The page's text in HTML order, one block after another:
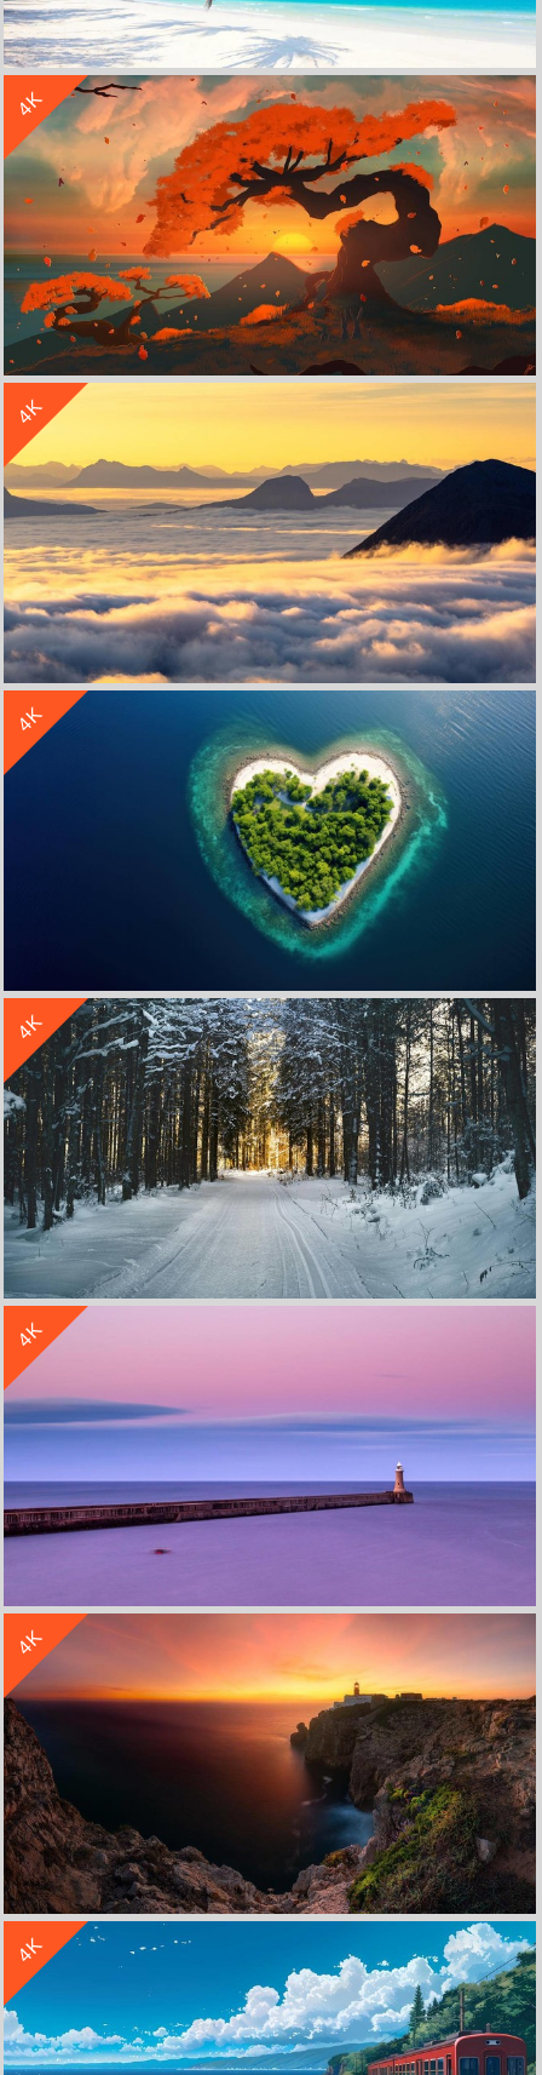
热带 海边 沙滩 蓝色大海 4k风景壁纸 3840x2160
4K
立 即 下 载
4K
美丽的日出 山峦倒立 云海 4k风景高清壁纸
立 即 下 载
收 藏
4K
心形岛 蓝色大海 4k风景壁纸
立 即 下 载
收 藏
4K
4K
海边码头灯塔4k风景壁纸3840x2160
立 即 下 载
收 藏
4K
海边 岩石 灯塔 夕阳黄昏4k风景壁纸3840x2160
4K
立 即 下 载
收 藏